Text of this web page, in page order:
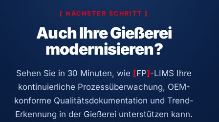
[ NÄCHSTER SCHRITT]
Auch Ihre Gießerei
modernisieren?
Sehen Sie in 30 Minuten, wie [FP]-LIMS Ihre
kontinuierliche Prozessüberwachung, OEM-
konforme Qualitätsdokumentation und Trend-
Erkennung in der Gießerei unterstützen kann.